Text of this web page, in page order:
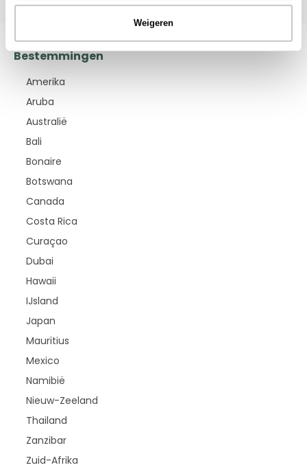
Weigeren
Bestemmingen
Amerika
Aruba
Australië
Bali
Bonaire
Botswana
Canada
Costa Rica
Curaçao
Dubai
Hawaii
IJsland
Japan
Mauritius
Mexico
Namibië
Nieuw-Zeeland
Thailand
Zanzibar
Zuid-Afrika